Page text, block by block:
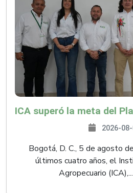
2026-
Bogotá, D. C., 5 de agosto
últimos cuatro años, el
Agropecuario (ICA),...